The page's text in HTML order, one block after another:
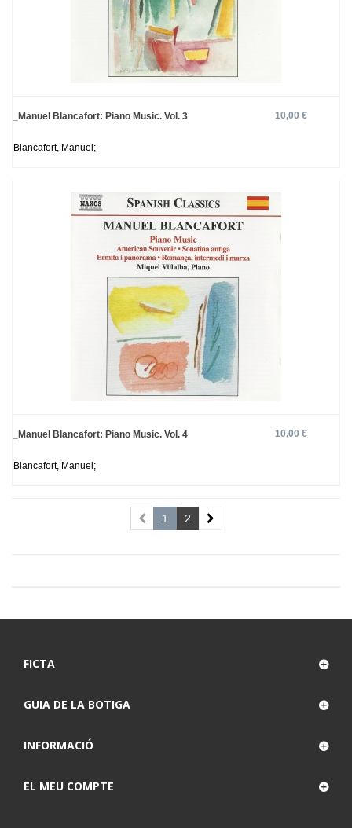
_Manuel Blancafort: Piano Music. Vol. 3 10,00 €
Blancafort, Manuel;
_Manuel Blancafort: Piano Music. Vol. 4 10,00 €
Blancafort, Manuel;
1 2
FICTA
GUIA DE LA BOTIGA
INFORMACIÓ
EL MEU COMPTE